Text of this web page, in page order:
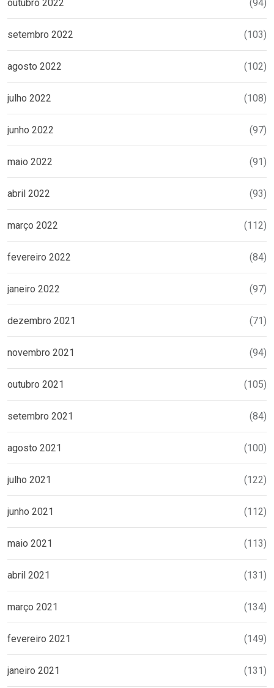
outubro 2022 (94)
setembro 2022 (103)
agosto 2022 (102)
julho 2022 (108)
junho 2022 (97)
maio 2022 (91)
abril 2022 (93)
março 2022 (112)
fevereiro 2022 (84)
janeiro 2022 (97)
dezembro 2021 (71)
novembro 2021 (94)
outubro 2021 (105)
setembro 2021 (84)
agosto 2021 (100)
julho 2021 (122)
junho 2021 (112)
maio 2021 (113)
abril 2021 (131)
março 2021 (134)
fevereiro 2021 (149)
janeiro 2021 (131)